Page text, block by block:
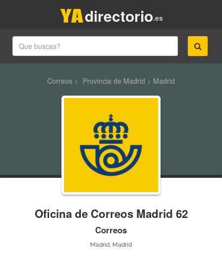
.es
directorio
Correos > Provincia de Madrid > Madrid
Oficina de Correos Madrid 62
Correos
Madrid, Madrid